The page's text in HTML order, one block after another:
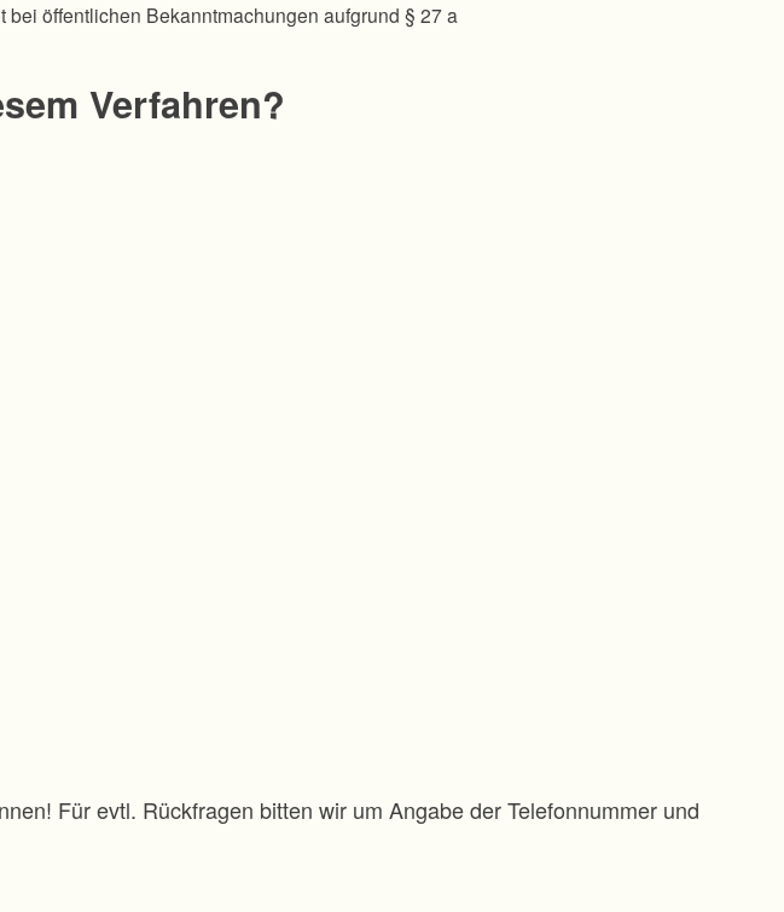
öffentlichen Bekanntmachungen aufgrund § 27 a
Verfahren?
Für evtl. Rückfragen bitten wir um Angabe der Telefonnummer und